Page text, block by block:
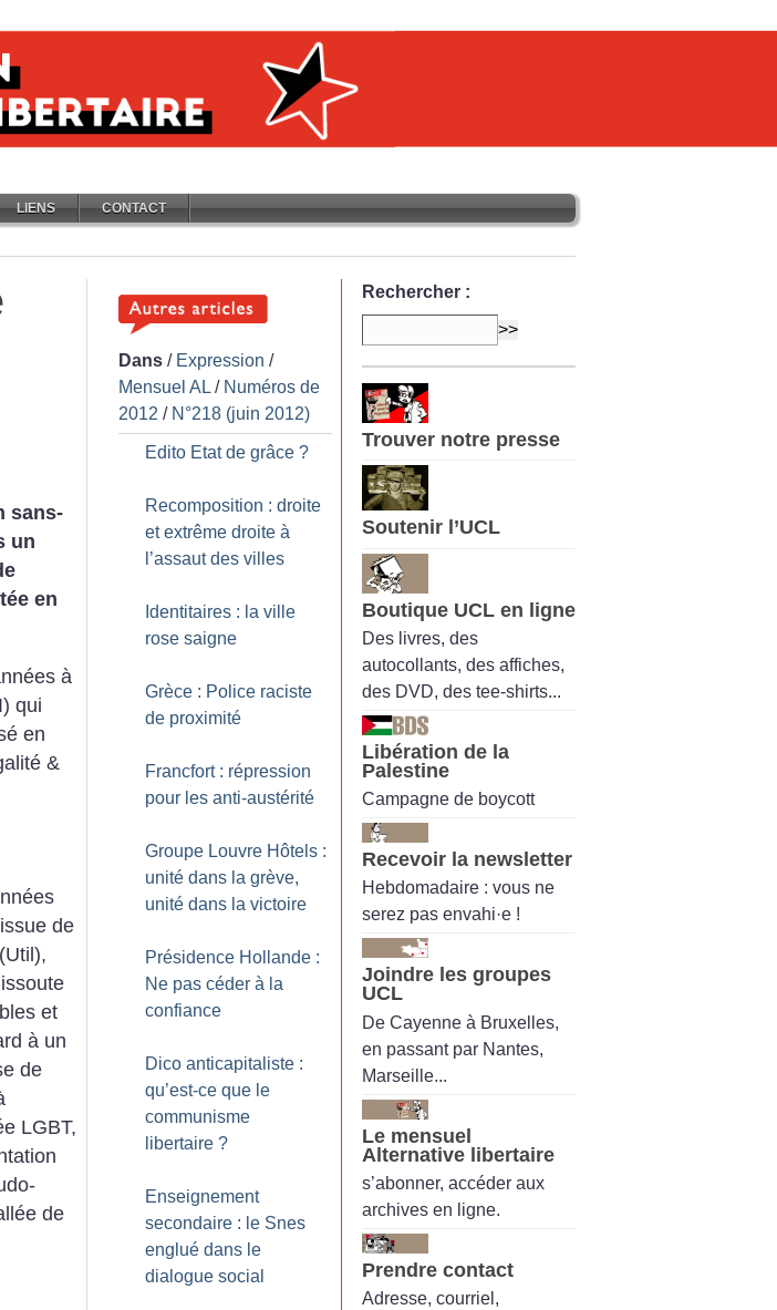
LIENS CONTACT
sans-
un
en
à
qui
en
&
de
et
à un
de
LGBT,
de
Dans / Expression /
Mensuel AL / Numéros de
2012 / N°218 (juin 2012)
Edito Etat de grâce ?
Recomposition : droite
et extrême droite à
l’assaut des villes
Identitaires : la ville
rose saigne
Grèce : Police raciste
de proximité
Francfort : répression
pour les anti-austérité
Groupe Louvre Hôtels :
unité dans la grève,
unité dans la victoire
Présidence Hollande :
Ne pas céder à la
confiance
Dico anticapitaliste :
qu’est-ce que le
communisme
libertaire ?
Enseignement
secondaire : le Snes
englué dans le
dialogue social
Rechercher :
Trouver notre presse
Soutenir l’UCL
Boutique UCL en ligne
Des livres, des
autocollants, des affiches,
des DVD, des tee-shirts...
Libération de la
Palestine
Campagne de boycott
Recevoir la newsletter
Hebdomadaire : vous ne
serez pas envahi·e !
Joindre les groupes
UCL
De Cayenne à Bruxelles,
en passant par Nantes,
Marseille...
Le mensuel
Alternative libertaire
s’abonner, accéder aux
archives en ligne.
Prendre contact
Adresse, courriel,